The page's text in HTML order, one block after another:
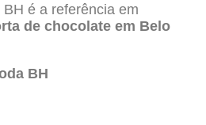
é a referência em
de chocolate em Belo
BH